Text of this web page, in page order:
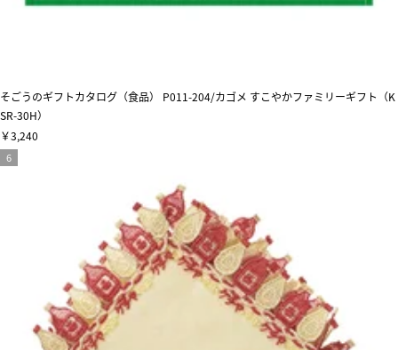
そごうのギフトカタログ（食品） P011-204/カゴメ すこやかファミリーギフト（K
SR-30H）
￥3,240